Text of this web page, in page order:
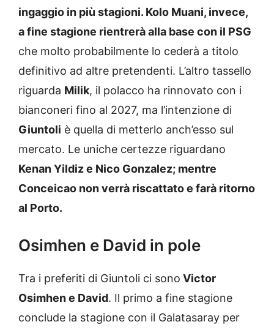
ingaggio in più stagioni. Kolo Muani, invece,
a fine stagione rientrerà alla base con il PSG
che molto probabilmente lo cederà a titolo
definitivo ad altre pretendenti. L’altro tassello
riguarda Milik, il polacco ha rinnovato con i
bianconeri fino al 2027, ma l’intenzione di
Giuntoli è quella di metterlo anch’esso sul
mercato. Le uniche certezze riguardano
Kenan Yildiz e Nico Gonzalez; mentre
Conceicao non verrà riscattato e farà ritorno
al Porto.
Osimhen e David in pole
Tra i preferiti di Giuntoli ci sono Victor
Osimhen e David. Il primo a fine stagione
conclude la stagione con il Galatasaray per